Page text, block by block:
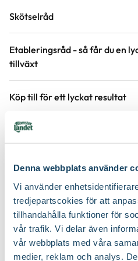
Denna webbplats använder
Vi använder
tredjepartscokies för att
tillhandahålla funktioner för
vår trafik. Vi delar även
vår webbplats med våra
medier, reklam och analys.
Krukstorlek
Växtsätt
Blomfärg Lila
Bladfärg
Utmärkande egenskaper Lång
Certifiering Svenskt Sigill, Från
Odlare Säve Plantskola
Skötselråd
Läge Sol
Vad
Antal per kvm 12 plantor
Jordmån
Jordprodukter Planteringsjord
Beskärningssätt Beskär ner till
Beskärningstid På våren
Etableringsråd - så får du en
tillväxt
torra perioder.
Håll rabatten fri från ogräs för
Gödsla inte nyplanterade
Köp till för ett lyckat resultat